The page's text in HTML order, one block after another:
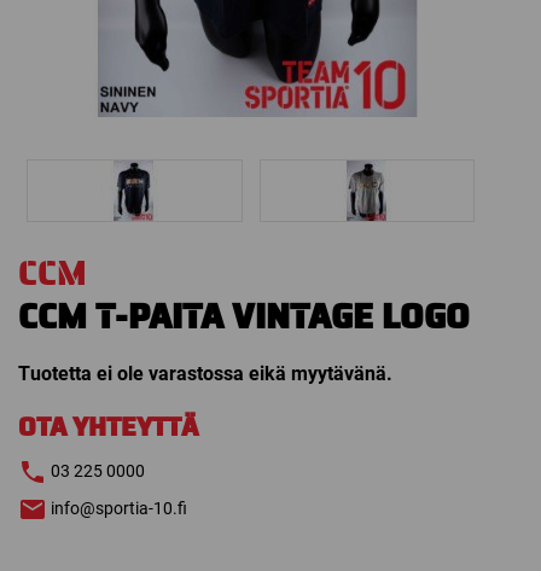
CCM
CCM T-PAITA VINTAGE LOGO
Tuotetta ei ole varastossa eikä myytävänä.
OTA YHTEYTTÄ
03 225 0000
info@sportia-10.fi